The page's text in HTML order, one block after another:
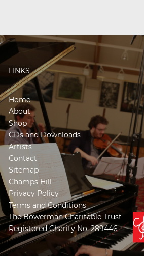
LINKS
Home
About
Shop
CDs and Downloads
Artists
Contact
Sitemap
Champs Hill
Privacy Policy
Terms and Conditions
The Bowerman Charitable Trust
Registered Charity No. 289446